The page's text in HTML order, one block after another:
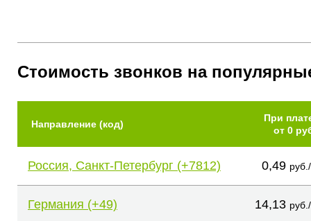
Стоимость звонков на
Направление (код)
При
от 0
Россия, Санкт-Петербург (+7812) 0,49
Германия (+49) 14,13